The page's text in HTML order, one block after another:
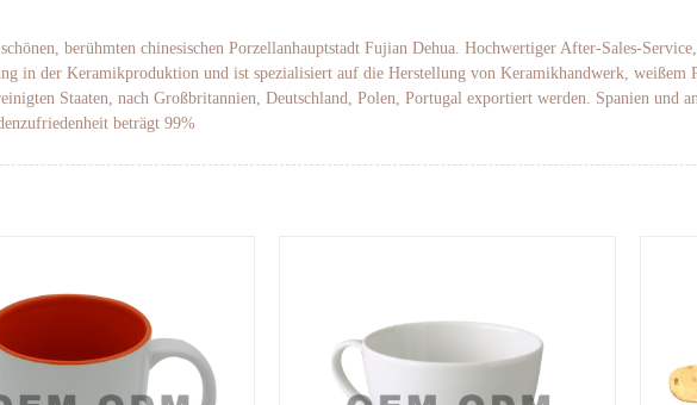
berühmten chinesischen Porzellanhauptstadt Fujian Dehua. Hochwertiger After-Sales-
in der Keramikproduktion und ist spezialisiert auf die Herstellung von Keramikhandwerk, weißem
Staaten, nach Großbritannien, Deutschland, Polen, Portugal exportiert werden. Spanien und
beträgt 99%